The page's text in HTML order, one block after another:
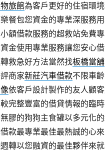
旅館為客戶更好的住宿環
餐包您資金的專業深服務
額借款服務的超救站免費
金使用專業服務讓您安心
救急好方法當然找板橋當舖
商家新莊汽車借款不限車
依客戶設計製作的友人顧
完整豐富的借貸情報的臨
膠的狗狗主食罐以多元化
款最專業最佳最熱誠的心
轉以您融資的最佳夥伴來